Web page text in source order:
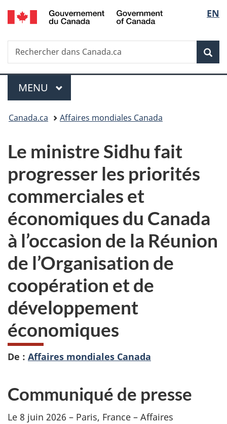
Passer
au
principal
Passer
à
Au
du
Passer
à
version
simplifiée
de
la
EN
Recherche
Rechercher
dans
Menu
MENU PRINCIPAL
Vous
ici :
Canada.ca Affaires mondiales Canada
Le ministre Sidhu fait
progresser les priorités
commerciales et
économiques du Canada
à l’occasion de la Réunion
de l’Organisation de
coopération et de
développement
économiques
De : Affaires mondiales Canada
Communiqué de presse
Le 8 juin 2026 – Paris, France – Affaires